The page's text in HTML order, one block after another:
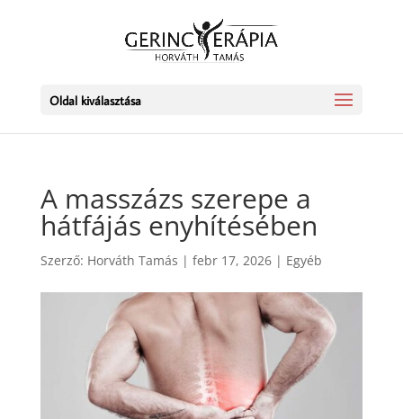
Oldal kiválasztása
A masszázs szerepe a
hátfájás enyhítésében
Szerző: Horváth Tamás | febr 17, 2026| Egyéb